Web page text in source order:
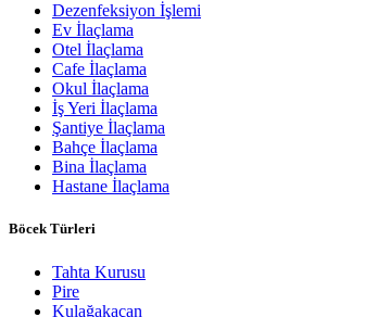
Dezenfeksiyon İşlemi
Ev İlaçlama
Otel İlaçlama
Cafe İlaçlama
Okul İlaçlama
İş Yeri İlaçlama
Şantiye İlaçlama
Bahçe İlaçlama
Bina İlaçlama
Hastane İlaçlama
Böcek Türleri
Tahta Kurusu
Pire
Kulağakaçan